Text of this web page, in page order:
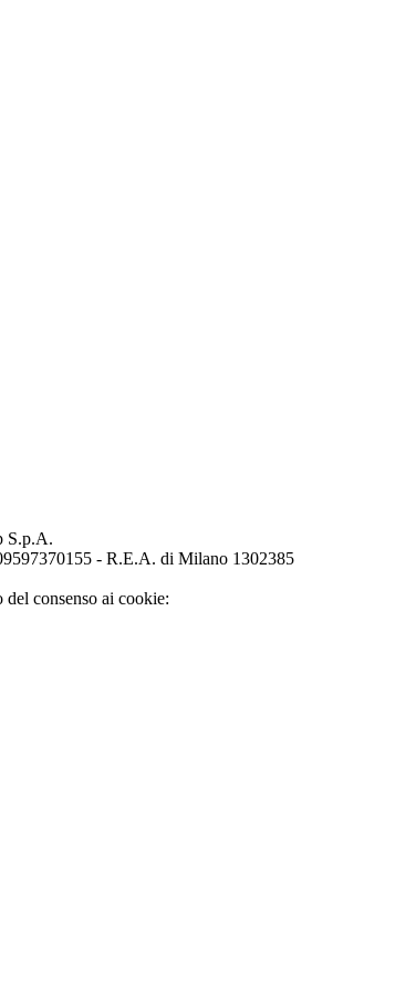
S.p.A.
- R.E.A. di Milano 1302385
del consenso ai cookie: